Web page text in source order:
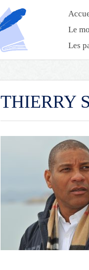
Le
Les
THIERRY